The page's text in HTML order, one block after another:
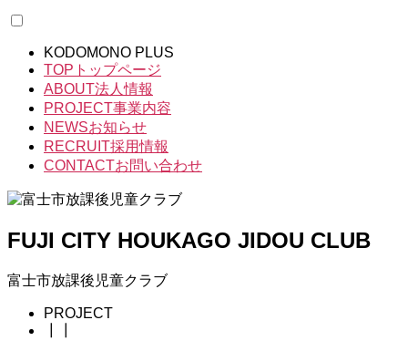
KODOMONO PLUS
TOP トップページ
ABOUT法人情報
PROJECT事業内容
NEWSお知らせ
RECRUIT採用情報
CONTACTお問い合わせ
FUJI CITY HOUKAGO JIDOU CLUB
富士市放課後児童クラブ
PROJECT